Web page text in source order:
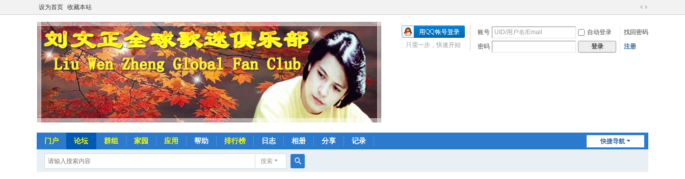
设为首页 收藏本站
切
到
账号 自动登录
找回密码
密码
登录 注册
只需一步，快速开始
快捷导航
门户 论坛 群组 家园 应用 帮助 排行榜 日志 相册 分享 记录
搜索